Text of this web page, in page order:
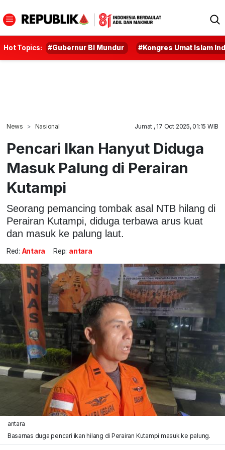
Hot Topics: #Gubernur BI Mundur #Kongres Umat Islam
News Nasional Jumat , 17 Oct 2025, 01:15 WIB
Pencari Ikan Hanyut Diduga
Masuk Palung di Perairan
Kutampi
Seorang pemancing tombak asal NTB hilang di
Perairan Kutampi, diduga terbawa arus kuat
dan masuk ke palung laut.
Red: Antara Rep: antara
antara
Basarnas duga pencari ikan hilang di Perairan Kutampi masuk ke palung.